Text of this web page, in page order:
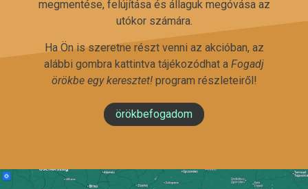
megmentése, felújítása és állaguk megóvása az
utókor számára.
Ha Ön is szeretne részt venni az akcióban, az
alábbi gombra kattintva tájékozódhat a Fogadj
örökbe egy keresztet!program részleteiről!
örökbefogadom